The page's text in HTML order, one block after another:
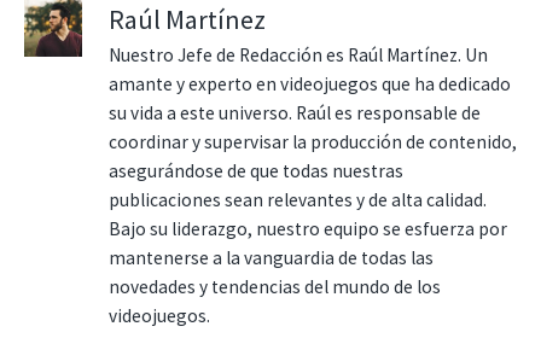
Raúl Martínez
Nuestro Jefe de Redacción es Raúl Martínez. Un
amante y experto en videojuegos que ha dedicado
su vida a este universo. Raúl es responsable de
coordinar y supervisar la producción de contenido,
asegurándose de que todas nuestras
publicaciones sean relevantes y de alta calidad.
Bajo su liderazgo, nuestro equipo se esfuerza por
mantenerse a la vanguardia de todas las
novedades y tendencias del mundo de los
videojuegos.